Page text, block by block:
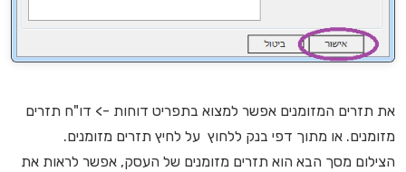
את תזרים המזומנים אפשר למצוא בתפריט דוחות -> דו"ח תזרים
מזומנים. או מתוך דפי בנק ללחוץ על לחיץ תזרים מזומנים.
הצילום מסך הבא הוא תזרים מזומנים של העסק, אפשר לראות את